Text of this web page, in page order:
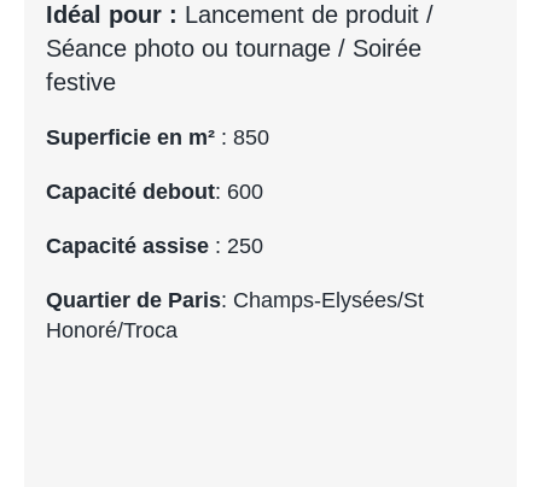
Idéal pour : Lancement de produit /
Séance photo ou tournage / Soirée
festive
Superficie en m² : 850
Capacité debout: 600
Capacité assise : 250
Quartier de Paris: Champs-Elysées/St
Honoré/Troca